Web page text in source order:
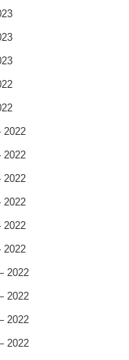
2022
2022
2022
2022